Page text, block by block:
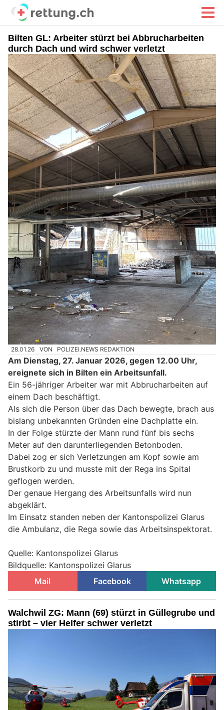
Bilten GL: Arbeiter stürzt bei Abbrucharbeiten
durch Dach und wird schwer verletzt
28.01.26 VON POLIZEI.NEWS REDAKTION
Am Dienstag, 27. Januar 2026, gegen 12.00 Uhr,
ereignete sich in Bilten ein Arbeitsunfall.
Ein 56-jähriger Arbeiter war mit Abbrucharbeiten auf
einem Dach beschäftigt.
Als sich die Person über das Dach bewegte, brach aus
bislang unbekannten Gründen eine Dachplatte ein.
In der Folge stürzte der Mann rund fünf bis sechs
Meter auf den darunterliegenden Betonboden.
Dabei zog er sich Verletzungen am Kopf sowie am
Brustkorb zu und musste mit der Rega ins Spital
geflogen werden.
Der genaue Hergang des Arbeitsunfalls wird nun
abgeklärt.
Im Einsatz standen neben der Kantonspolizei Glarus
die Ambulanz, die Rega sowie das Arbeitsinspektorat.
Quelle: Kantonspolizei Glarus
Bildquelle: Kantonspolizei Glarus
Mail
Facebook Whatsapp
Walchwil ZG: Mann (69) stürzt in Güllegrube und
stirbt – vier Helfer schwer verletzt